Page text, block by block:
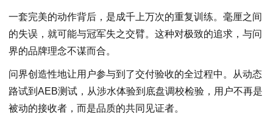
一套完美的动作背后，是成千上万次的重复训练。毫厘之间
的失误，就可能与冠军失之交臂。这种对极致的追求，与问
界的品牌理念不谋而合。
问界创造性地让用户参与到了交付验收的全过程中。从动态
路试到AEB测试，从涉水体验到底盘调校检验，用户不再是
被动的接收者，而是品质的共同见证者。